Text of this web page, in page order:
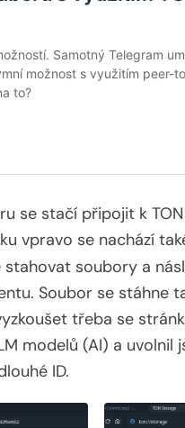
se stačí připojit k
vpravo se nachází
stahovat soubory a
Soubor se stáhne
třeba se
modelů (AI) a uvolnil
ID.